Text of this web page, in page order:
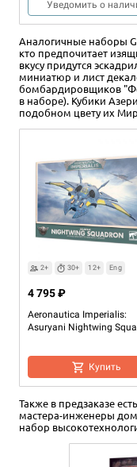
Уведомить о
2+ 30+ 12+ Eng
Aeronautica Imperialis:
Astartes Aircraft and Aces
Cards
2 100 ₽
Уведомить о
Аналогичные наборы
кто предпочитает
вкусу придутся
миниатюр и лист
бомбардировщиков
в наборе). Кубики
подобном цвету их
2+ 30+ 12+ Eng
Aeronautica Imperialis:
Asuryani Nightwing
4 795 ₽
Купить
Также в предзаказе
мастера-инженеры
набор